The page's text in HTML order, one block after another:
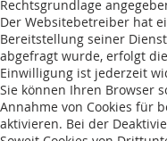
Rechtsgrundlage
Der Websitebetreiber hat
Bereitstellung seiner
abgefragt wurde, erfolgt
Einwilligung ist jederzeit
Sie können Ihren Browser
Annahme von Cookies für
aktivieren. Bei der